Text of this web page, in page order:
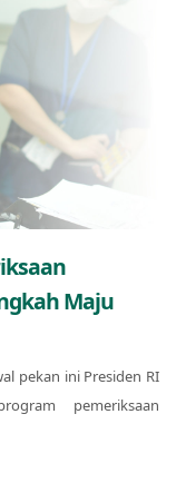
Maju
pekan ini Presiden RI
pemeriksaan